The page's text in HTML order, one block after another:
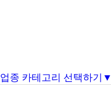
업종 카테고리 선택하기▼